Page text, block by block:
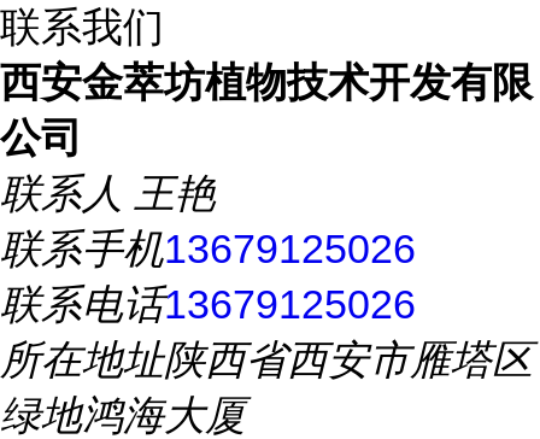
联系我们
西安金萃坊植物技术开发有限
公司
联系人 王艳
联系手机13679125026
联系电话13679125026
所在地址陕西省西安市雁塔区
绿地鸿海大厦